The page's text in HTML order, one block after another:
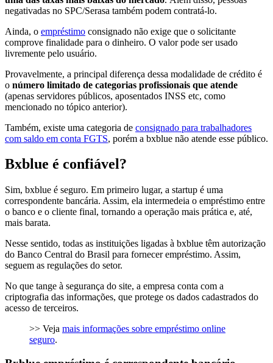
negativadas no SPC/Serasa também podem contratá-lo.
Ainda, o empréstimo consignado não exige que o solicitante
comprove finalidade para o dinheiro. O valor pode ser usado
livremente pelo usuário.
Provavelmente, a principal diferença dessa modalidade de crédito é
o número limitado de categorias profissionais que atende
(apenas servidores públicos, aposentados INSS etc, como
mencionado no tópico anterior).
Também, existe uma categoria de consignado para trabalhadores
com saldo em conta FGTS, porém a bxblue não atende esse público.
Bxblue é confiável?
Sim, bxblue é seguro. Em primeiro lugar, a startup é uma
correspondente bancária. Assim, ela intermedeia o empréstimo entre
o banco e o cliente final, tornando a operação mais prática e, até,
mais barata.
Nesse sentido, todas as instituições ligadas à bxblue têm autorização
do Banco Central do Brasil para fornecer empréstimo. Assim,
seguem as regulações do setor.
No que tange à segurança do site, a empresa conta com a
criptografia das informações, que protege os dados cadastrados do
acesso de terceiros.
>> Veja mais informações sobre empréstimo online
seguro.